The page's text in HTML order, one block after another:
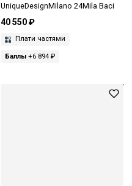
UniqueDesignMilano 24Mila Baci
40 550 ₽
Плати частями
Баллы+6 894 ₽